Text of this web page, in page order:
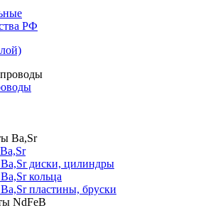
РФ
диски, цилиндры
кольца
пластины, бруски